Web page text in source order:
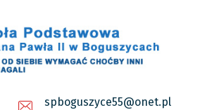
spboguszyce55@onet.pl